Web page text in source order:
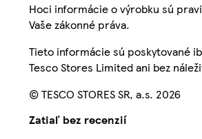
Hoci informácie o výrobku sú
Vaše zákonné práva.
Tieto informácie sú poskytované
Tesco Stores Limited ani bez
© TESCO STORES SR, a.s. 2026
Zatiaľ bez recenzií